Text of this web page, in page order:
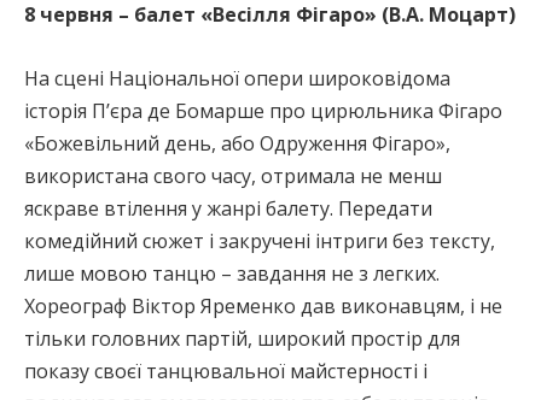
8 червня – балет «Весілля Фігаро» (В.А. Моцарт)
На сцені Національної опери широковідома
історія П’єра де Бомарше про цирюльника Фігаро
«Божевільний день, або Одруження Фігаро»,
використана свого часу, отримала не менш
яскраве втілення у жанрі балету. Передати
комедійний сюжет і закручені інтриги без тексту,
лише мовою танцю – завдання не з легких.
Хореограф Віктор Яременко дав виконавцям, і не
тільки головних партій, широкий простір для
показу своєї танцювальної майстерності і